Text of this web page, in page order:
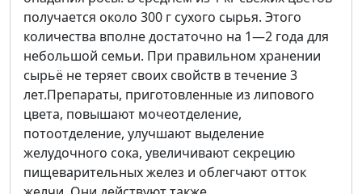
получается около 300 г сухого сырья. Этого
количества вполне достаточно на 1—2 года для
небольшой семьи. При правильном хранении
сырьё не теряет своих свойств в течение 3
лет.Препараты, приготовленные из липового
цвета, повышают мочеотделение,
потоотделение, улучшают выделение
желудочного сока, увеличивают секрецию
пищеварительных желез и облегчают отток